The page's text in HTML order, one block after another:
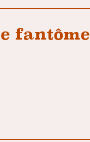
fantôme